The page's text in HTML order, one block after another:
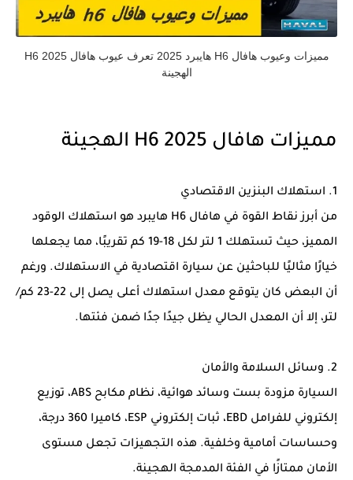
مميزات وعيوب هافال H6 هايبرد 2025 تعرف عيوب هافال H6 2025
الهجينة
مميزات هافال H6 2025 الهجينة
1. استهلاك البنزين الاقتصادي
من أبرز نقاط القوة في هافال H6 هايبرد هو استهلاك الوقود
المميز، حيث تستهلك 1 لتر لكل 18-19 كم تقريبًا، مما يجعلها
خيارًا مثاليًا للباحثين عن سيارة اقتصادية في الاستهلاك. ورغم
أن البعض كان يتوقع معدل استهلاك أعلى يصل إلى 22-23 كم/
لتر، إلا أن المعدل الحالي يظل جيدًا جدًا ضمن فئتها.
2. وسائل السلامة والأمان
السيارة مزودة بست وسائد هوائية، نظام مكابح ABS، توزيع
إلكتروني للفرامل EBD، ثبات إلكتروني ESP، كاميرا 360 درجة،
وحساسات أمامية وخلفية. هذه التجهيزات تجعل مستوى
الأمان ممتازًا في الفئة المدمجة الهجينة.